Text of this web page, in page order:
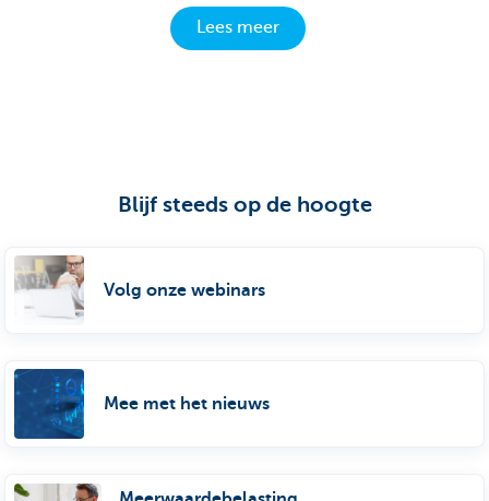
Lees meer
Blijf steeds op de hoogte
Volg onze webinars
Mee met het nieuws